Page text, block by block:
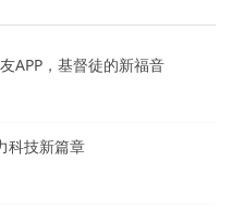
APP，基督徒的新福音
科技新篇章